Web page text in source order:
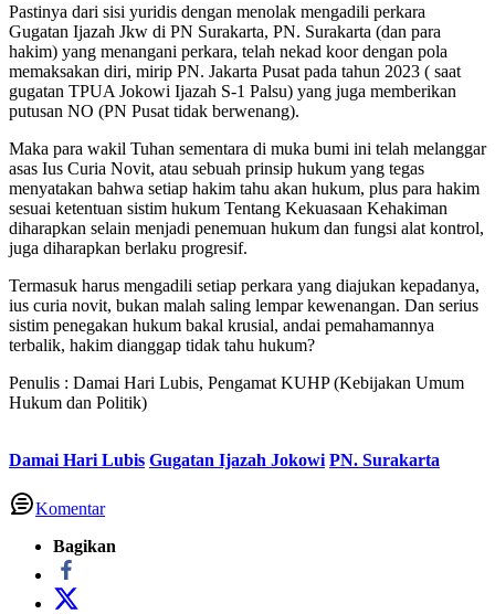
Pastinya dari sisi yuridis dengan menolak mengadili perkara
Gugatan Ijazah Jkw di PN Surakarta, PN. Surakarta (dan para
hakim) yang menangani perkara, telah nekad koor dengan pola
memaksakan diri, mirip PN. Jakarta Pusat pada tahun 2023 ( saat
gugatan TPUA Jokowi Ijazah S-1 Palsu) yang juga memberikan
putusan NO (PN Pusat tidak berwenang).
Maka para wakil Tuhan sementara di muka bumi ini telah melanggar
asas Ius Curia Novit, atau sebuah prinsip hukum yang tegas
menyatakan bahwa setiap hakim tahu akan hukum, plus para hakim
sesuai ketentuan sistim hukum Tentang Kekuasaan Kehakiman
diharapkan selain menjadi penemuan hukum dan fungsi alat kontrol,
juga diharapkan berlaku progresif.
Termasuk harus mengadili setiap perkara yang diajukan kepadanya,
ius curia novit, bukan malah saling lempar kewenangan. Dan serius
sistim penegakan hukum bakal krusial, andai pemahamannya
terbalik, hakim dianggap tidak tahu hukum?
Penulis : Damai Hari Lubis, Pengamat KUHP (Kebijakan Umum
Hukum dan Politik)
Damai Hari Lubis Gugatan Ijazah Jokowi PN. Surakarta
Komentar
Bagikan